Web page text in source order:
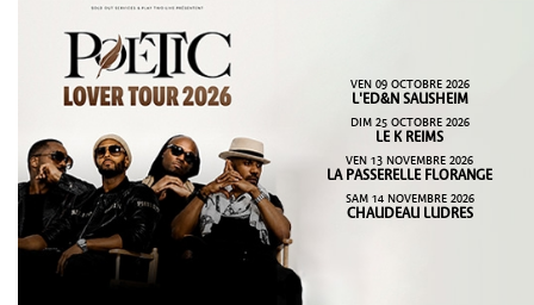
VEN 09 OCTOBRE 2026
L'ED&N SAUSHEIM
DIM 25 OCTOBRE 2026
LE K REIMS
VEN 13 NOVEMBRE 2026
LA PASSERELLE FLORANGE
SAM 14 NOVEMBRE 2026
CHAUDEAU LUDRES